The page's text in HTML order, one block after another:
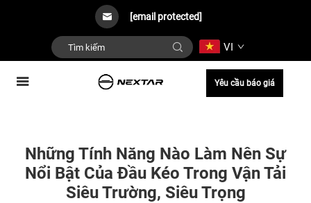
[email protected]
VI
Yêu cầu báo giá
Những Tính Năng Nào Làm Nên Sự
Nổi Bật Của Đầu Kéo Trong Vận Tải
Siêu Trường, Siêu Trọng